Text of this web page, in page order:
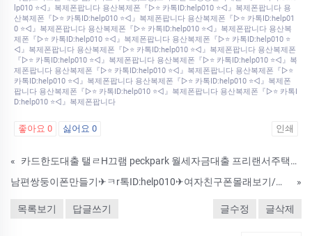
lp010 ⭐◁』복제폰팝니다 용산복제폰『▷⭐ 카톡ID:help010 ⭐◁』복제폰팝니다 용
산복제폰『▷⭐ 카톡ID:help010 ⭐◁』복제폰팝니다 용산복제폰『▷⭐ 카톡ID:help01
0 ⭐◁』복제폰팝니다 용산복제폰『▷⭐ 카톡ID:help010 ⭐◁』복제폰팝니다 용산복
제폰『▷⭐ 카톡ID:help010 ⭐◁』복제폰팝니다 용산복제폰『▷⭐ 카톡ID:help010 ⭐
◁』복제폰팝니다 용산복제폰『▷⭐ 카톡ID:help010 ⭐◁』복제폰팝니다 용산복제폰
『▷⭐ 카톡ID:help010 ⭐◁』복제폰팝니다 용산복제폰『▷⭐ 카톡ID:help010 ⭐◁』복
제폰팝니다 용산복제폰『▷⭐ 카톡ID:help010 ⭐◁』복제폰팝니다 용산복제폰『▷⭐
카톡ID:help010 ⭐◁』복제폰팝니다 용산복제폰『▷⭐ 카톡ID:help010 ⭐◁』복제폰
팝니다 용산복제폰『▷⭐ 카톡ID:help010 ⭐◁』복제폰팝니다 용산복제폰『▷⭐ 카톡I
D:help010 ⭐◁』복제폰팝니다
좋아요 0 싫어요 0 인쇄
«
카드한도대출 탤ㄹH끄램 peckpark 월세자금대출 프리랜서주택담보대출 페크박컨설팅 신안군대학생저금리대출방법 ANY
남편쌍둥이폰만들기✈ㅋr톡ID:help010✈여자친구폰몰래보기/위치추적앱/핸드폰해킹
»
목록보기 답글쓰기 글수정 글삭제